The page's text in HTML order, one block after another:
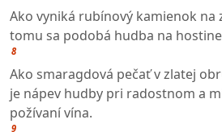
Ako vyniká rubínový kamienok na
tomu sa podobá hudba na
8
Ako smaragdová pečať v zlatej
je nápev hudby pri radostnom a
požívaní vína.
9